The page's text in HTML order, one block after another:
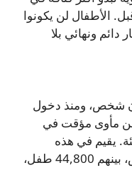
الأطفال لن يكونوا
ونهائي بلا
شخص، ومنذ دخول
عن مأوى مؤقت في
يقيم في هذه
الملاجئ حالياً نحو 125,000 شخص، بينهم 44,800 طفل،